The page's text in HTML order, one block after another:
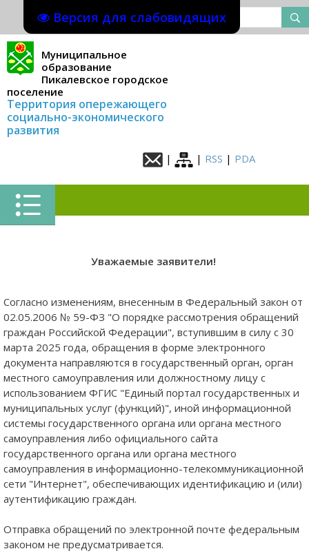
Версия для слабовидящих
Муниципальное
образование
Пикалевское городское
поселение
Территория опережающего
социально-экономического
развития
| | RSS | PDA
Уважаемые заявители!
Согласно изменениям, внесенным в Федеральный закон от
02.05.2006 № 59-ФЗ "О порядке рассмотрения обращений
граждан Российской Федерации", вступившим в силу с 30
марта 2025 года, обращения в форме электронного
документа направляются в государственный орган, орган
местного самоуправления или должностному лицу с
использованием ФГИС "Единый портал государственных и
муниципальных услуг (функций)", иной информационной
системы государственного органа или органа местного
самоуправления либо официального сайта
государственного органа или органа местного
самоуправления в информационно-телекоммуникационной
сети "Интернет", обеспечивающих идентификацию и (или)
аутентификацию граждан.
Отправка обращений по электронной почте федеральным
законом не предусматривается.